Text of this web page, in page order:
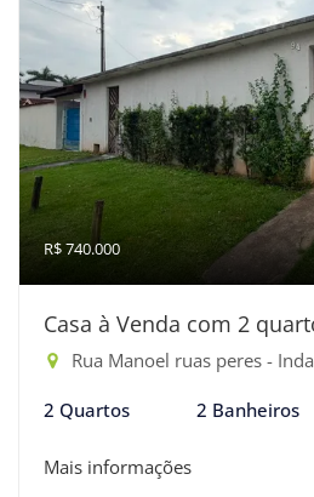
R$ 740.000
Casa à Venda com 2
Rua Manoel ruas peres -
2 Quartos 2 Banheiros
Mais informações